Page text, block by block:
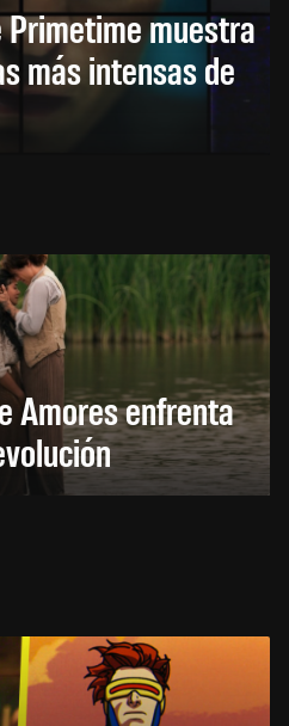
muestra
más intensas de
Amores enfrenta